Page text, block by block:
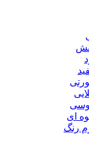
ای
رنگ